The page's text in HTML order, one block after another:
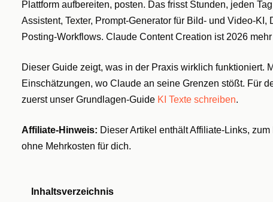
Plattform aufbereiten, posten. Das frisst Stunden, jeden
Assistent, Texter, Prompt-Generator für Bild- und Video-
Posting-Workflows. Claude Content Creation ist 2026
Dieser Guide zeigt, was in der Praxis wirklich funktioniert.
Einschätzungen, wo Claude an seine Grenzen stößt. Für
zuerst unser Grundlagen-Guide KI Texte schreiben.
Affiliate-Hinweis: Dieser Artikel enthält Affiliate-Links,
ohne Mehrkosten für dich.
Inhaltsverzeichnis